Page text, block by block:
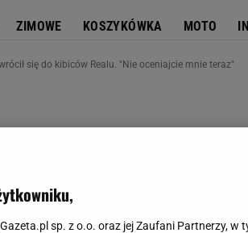
ZIMOWE KOSZYKÓWKA MOTO
się do kibiców Realu. "Nie oceniajcie mnie teraz"
sp. z o.o. oraz jej Zaufani Partnerzy, w